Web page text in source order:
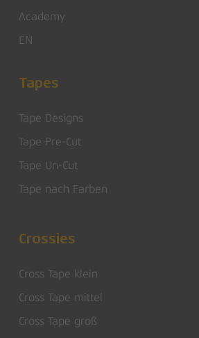
Academy
EN
Tapes
Tape Designs
Tape Pre-Cut
Tape Un-Cut
Tape nach Farben
Crossies
Cross Tape klein
Cross Tape mittel
Cross Tape groß